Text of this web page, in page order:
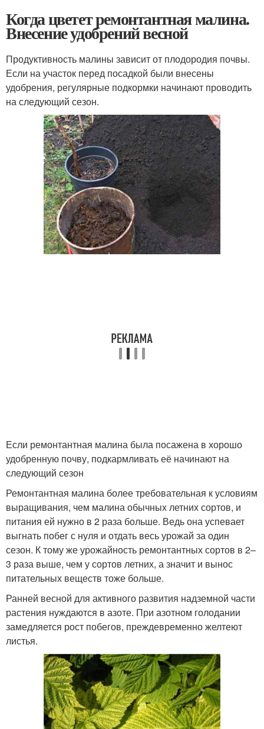
Когда цветет ремонтантная малина.
Внесение удобрений весной
Продуктивность малины зависит от плодородия почвы.
Если на участок перед посадкой были внесены
удобрения, регулярные подкормки начинают проводить
на следующий сезон.
Если ремонтантная малина была посажена в хорошо
удобренную почву, подкармливать её начинают на
следующий сезон
Ремонтантная малина более требовательная к условиям
выращивания, чем малина обычных летних сортов, и
питания ей нужно в 2 раза больше. Ведь она успевает
выгнать побег с нуля и отдать весь урожай за один
сезон. К тому же урожайность ремонтантных сортов в 2–
3 раза выше, чем у сортов летних, а значит и вынос
питательных веществ тоже больше.
Ранней весной для активного развития надземной части
растения нуждаются в азоте. При азотном голодании
замедляется рост побегов, преждевременно желтеют
листья.